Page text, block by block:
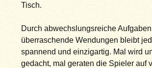
Tisch.
Durch abwechslungsreiche
überraschende Wendungen bleibt
spannend und einzigartig. Mal wird
gedacht, mal geraten die Spieler auf